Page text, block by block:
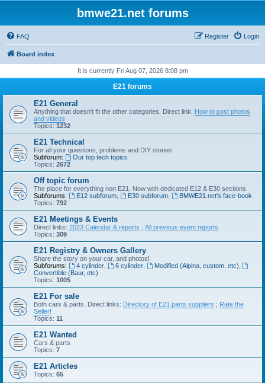
bmwe21.net forums
FAQ Login
Register
Board index
It is currently Fri Aug 07, 2026 8:08 pm
E21 forums
E21 General
Anything that doesn't fit the other categories. Direct link: How to post photos
and videos
Topics: 1232
E21 Technical
For all your questions, problems and DIY stories
Subforum:
Our top tech topics
Topics: 2672
Off topic forum
The place for everything non E21. Now with dedicated E12 & E30 sections
Subforums:
E12 subforum, E30 subforum,
BMWE21.net's face-book
Topics: 792
E21 Meetings & Events
Direct links: 2023 Calendar & reports ; All previous event reports
Topics: 309
E21 Registry & Owners Gallery
Share the story on your car, and photos!
Subforums:
4 cylinder, 6 cylinder, Modified (Alpina, custom, etc)
Convertible (Baur, etc)
Topics: 1005
E21 For sale
Both cars & parts. Direct links: Directory of E21 parts suppliers ; Rate the
Seller!
Topics: 11
E21 Wanted
Cars & parts
Topics: 7
E21 Articles
Topics: 65